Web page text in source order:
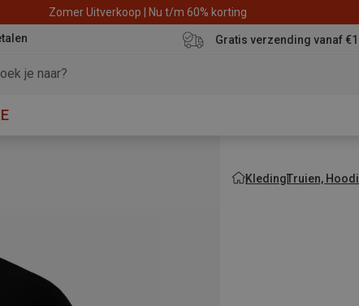
Zomer Uitverkoop | Nu t/m 60% korting
Gratis verzending vanaf
KledingTruien,